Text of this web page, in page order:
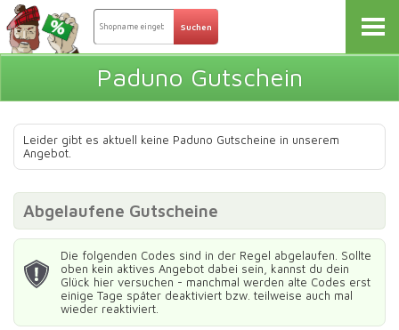
Paduno Gutschein
Leider gibt es aktuell keine Paduno Gutscheine in unserem
Angebot.
Abgelaufene Gutscheine
Die folgenden Codes sind in der Regel abgelaufen. Sollte
oben kein aktives Angebot dabei sein, kannst du dein
Glück hier versuchen - manchmal werden alte Codes erst
einige Tage später deaktiviert bzw. teilweise auch mal
wieder reaktiviert.